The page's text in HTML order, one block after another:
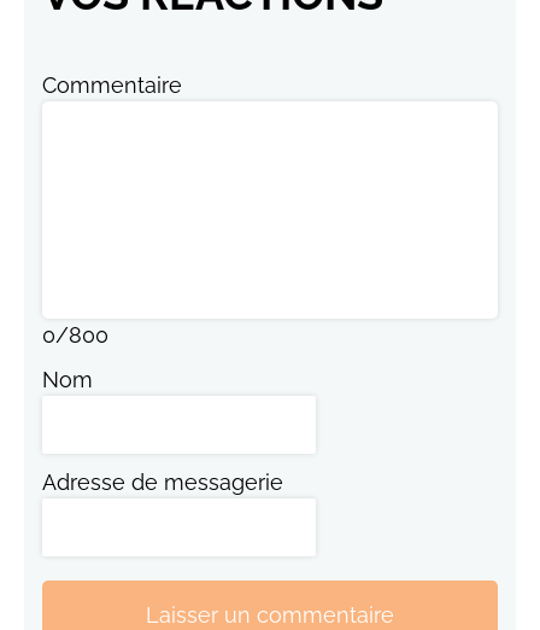
Commentaire
0/800
Nom
Adresse de messagerie
Laisser un commentaire